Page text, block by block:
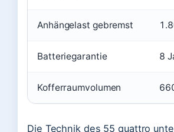
Anhängelast gebremst
Batteriegarantie 8
Kofferraumvolumen
Die Technik des 55 quattro